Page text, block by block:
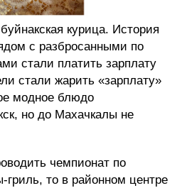
курица. История
с разбросанными по
стали платить зарплату
стали жарить «зарплату»
модное блюдо
но до Махачкалы не
чемпионат по
гриль, то в районном центре